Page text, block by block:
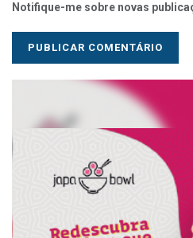
Notifique-me sobre novas